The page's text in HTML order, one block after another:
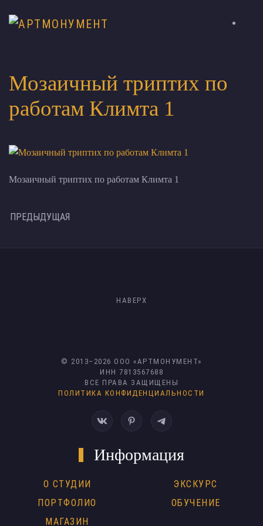
Мозаичный триптих по
работам Климта 1
Мозаичный триптих по работам Климта 1
ПРЕДЫДУЩАЯ
НАВЕРХ
© 2013– 2026 ООО «АРТМОНУМЕНТ»
ИНН 7813567688
ВСЕ ПРАВА ЗАЩИЩЕНЫ
ПОЛИТИКА КОНФИДЕНЦИАЛЬНОСТИ
Информация
О СТУДИИ
ПОРТФОЛИО
МАГАЗИН
ЭКСКУРС
ОБУЧЕНИЕ